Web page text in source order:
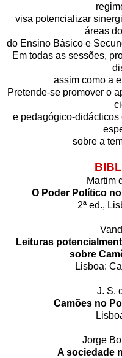
visa potencializar
áreas
do Ensino Básico e
Em todas as sessões,
assim como a
Pretende-se promover o
e pedagógico-
sobre a
Martim
O Poder Político
2ª ed.,
Leituras
sobre
Lisboa:
J. S.
Camões no
Jorge
A sociedade